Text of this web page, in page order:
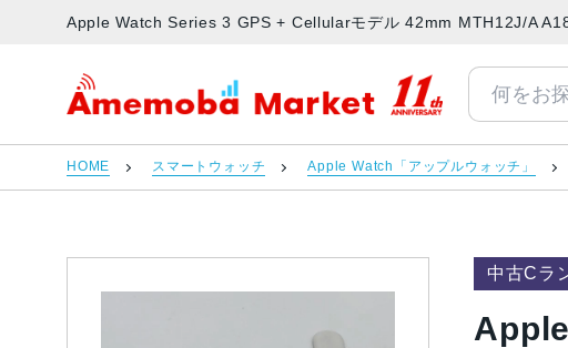
Apple Watch Series 3 GPS + Cellularモデル 42mm MTH12J/A
アメモバマーケット
HOME スマートウォッチ Apple Watch「アップルウォッチ」
中古Cラ